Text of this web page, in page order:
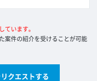
ています。
案件の紹介を受けることが可能
クエストする